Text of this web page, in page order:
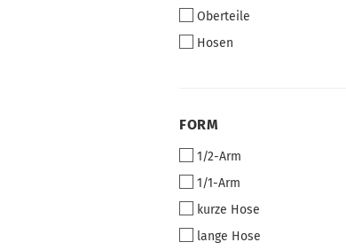
Oberteile
Hosen
FORM
FORM
1/2-Arm
1/1-Arm
kurze Hose
lange Hose